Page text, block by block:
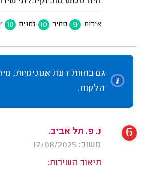
איכות 9 מחיר 10 זמנים 10
גם בחוות דעת אנונימיות,
הלקוח.
נ. פ. תל אביב.
משוב: 17/08/2025
תיאור השירות:
6